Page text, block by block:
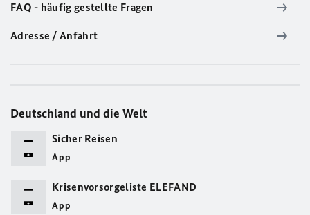
FAQ - häufig gestellte Fragen
Adresse / Anfahrt
Deutschland und die Welt
Sicher Reisen
App
Krisenvorsorgeliste ELEFAND
App